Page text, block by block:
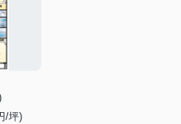
/坪)